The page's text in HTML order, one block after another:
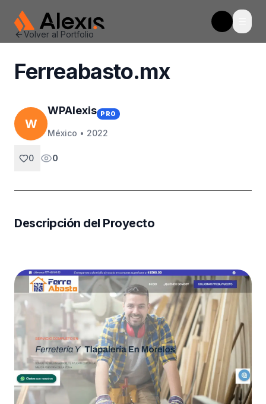
WpAlexis Toggle
Volver al Portfolio
Ferreabasto.mx
W
WPAlexis PRO
México • 2022
0 0
Descripción del Proyecto